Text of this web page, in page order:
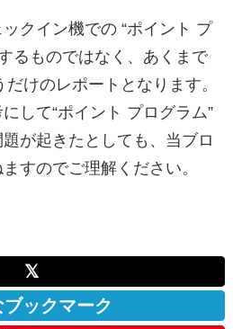
クイン機での “ポイント プ
るものではなく、あくまで
だけのレポートとなります。
して“ポイント プログラム”
が起きたとしても、当ブロ
すのでご理解ください。
𝕏
ブックマーク